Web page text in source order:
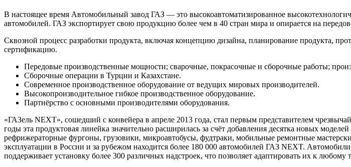
В настоящее время Автомобильный завод ГАЗ — это высокоавтоматизированное
автомобилей. ГАЗ экспортирует свою продукцию более чем в 40 стран мира и опирается на
Сквозной процесс разработки продукта, включая концепцию дизайна, планирование продукта,
сертификацию.
Передовые производственные мощности; сварочные, покрасочные и сборочные работы;
Сборочные операции в Турции и Казахстане.
Современное производственное оборудование от ведущих мировых производителей.
Высокопроизводительное гибкое производственное оборудование.
Партнёрство с основными производителями оборудования.
«ГАЗель NEXT», сошедший с конвейера в апреле 2013 года, стал первым представителем
годы эта продуктовая линейка значительно расширилась за счёт добавления десятка новых
рефрижераторные фургоны, грузовики, микроавтобусы, фудтраки, мобильные ремонтные
эксплуатации в России и за рубежом находится более 180 000 автомобилей ГАЗ NEXT.
поддерживает установку более 300 различных надстроек, что позволяет адаптировать их к любому